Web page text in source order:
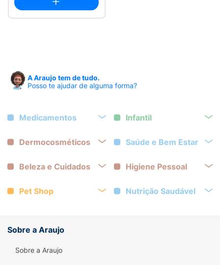
A Araujo tem de tudo.
Posso te ajudar de alguma forma?
Medicamentos Infantil
Dermocosméticos Saúde e Bem Estar
Beleza e Cuidados Higiene Pessoal
Pet Shop Nutrição Saudável
Sobre a Araujo
Sobre a Araujo